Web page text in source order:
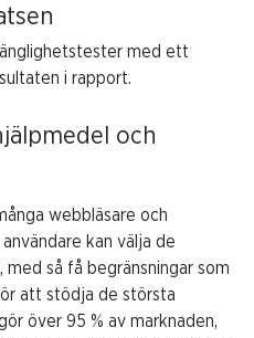
med ett
i rapport.
och
webbläsare och
kan välja de
så få begränsningar som
att stödja de största
över 95 % av marknaden,